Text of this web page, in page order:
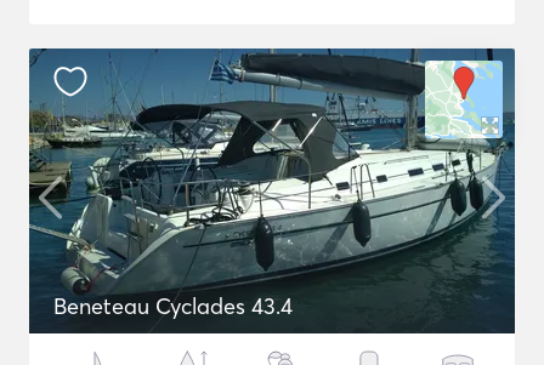
Beneteau Cyclades 43.4